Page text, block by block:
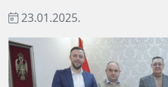
23.01.2025.